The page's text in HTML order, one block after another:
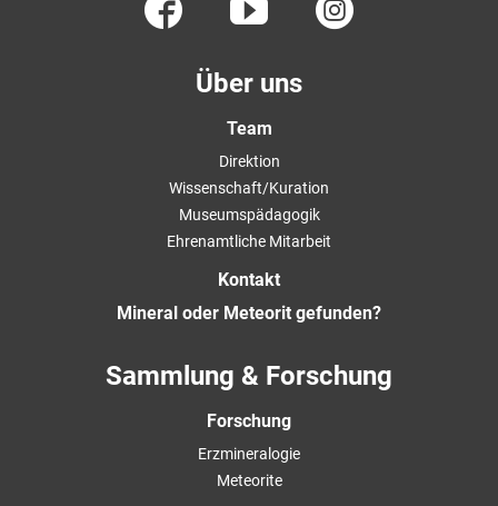
Über uns
Team
Direktion
Wissenschaft/Kuration
Museumspädagogik
Ehrenamtliche Mitarbeit
Kontakt
Mineral oder Meteorit gefunden?
Sammlung & Forschung
Forschung
Erzmineralogie
Meteorite